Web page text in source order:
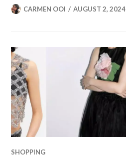
CARMEN OOI AUGUST 2, 2024
SHOPPING